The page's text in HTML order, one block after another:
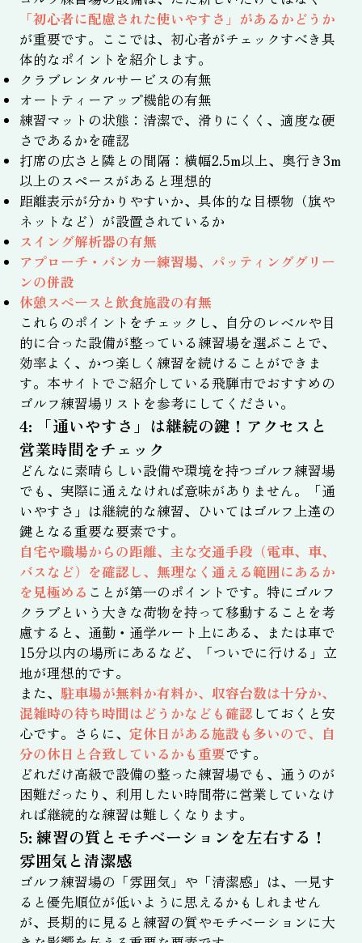
「初心者に配慮された使いやすさ」があるかどうか
が重要です。ここでは、初心者がチェックすべき具
体的なポイントを紹介します。
クラブレンタルサービスの有無
オートティーアップ機能の有無
練習マットの状態：清潔で、滑りにくく、適度な硬
さであるかを確認
打席の広さと隣との間隔：横幅2.5m以上、奥行き3m
以上のスペースがあると理想的
距離表示が分かりやすいか、具体的な目標物（旗や
ネットなど）が設置されているか
スイング解析器の有無
アプローチ・バンカー練習場、パッティンググリー
ンの併設
休憩スペースと飲食施設の有無
これらのポイントをチェックし、自分のレベルや目
的に合った設備が整っている練習場を選ぶことで、
効率よく、かつ楽しく練習を続けることができま
す。本サイトでご紹介している飛騨市でおすすめの
ゴルフ練習場リストを参考にしてください。
4: 「通いやすさ」は継続の鍵！アクセスと
営業時間をチェック
どんなに素晴らしい設備や環境を持つゴルフ練習場
でも、実際に通えなければ意味がありません。「通
いやすさ」は継続的な練習、ひいてはゴルフ上達の
鍵となる重要な要素です。
自宅や職場からの距離、主な交通手段（電車、車、
バスなど）を確認し、無理なく通える範囲にあるか
を見極める ことが第一のポイントです。特にゴルフ
クラブという大きな荷物を持って移動することを考
慮すると、通勤・通学ルート上にある、または車で
15分以内の場所にあるなど、「ついでに行ける」立
地が理想的です。
また、 駐車場が無料か有料か、収容台数は十分か、
混雑時の待ち時間はどうかなども確認 しておくと安
心です。さらに、 定休日がある施設も多いので、自
分の休日と合致しているかも重要です。
どれだけ高級で設備の整った練習場でも、通うのが
困難だったり、利用したい時間帯に営業していなけ
れば継続的な練習は難しくなります。
5: 練習の質とモチベーションを左右する！
雰囲気と清潔感
ゴルフ練習場の「雰囲気」や「清潔感」は、一見す
ると優先順位が低いように思えるかもしれません
が、長期的に見ると練習の質やモチベーションに大